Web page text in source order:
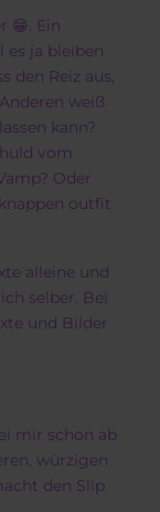
😁. Ein
es ja bleiben
den Reiz aus,
weiß
kann?
vom
Oder
outfit
alleine und
selber. Bei
und Bilder
mir schon ab
würzigen
den Slip